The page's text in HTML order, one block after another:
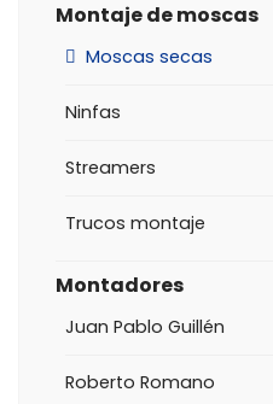
Montaje de moscas
Moscas secas
Ninfas
Streamers
Trucos montaje
Montadores
Juan Pablo Guillén
Roberto Romano